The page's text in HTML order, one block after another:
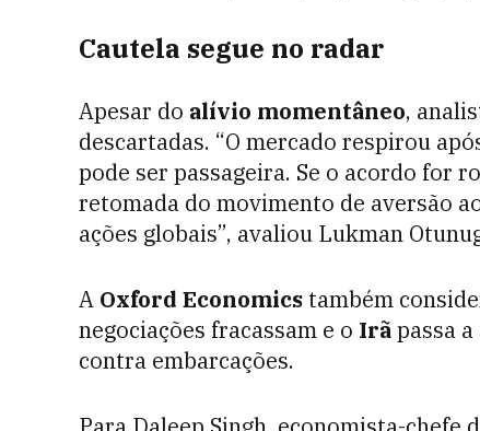
Cautela segue no radar
Apesar do alívio momentâneo,
descartadas. “O mercado respirou
pode ser passageira. Se o acordo for
retomada do movimento de aversão
ações globais”, avaliou Lukman
A Oxford Economics também
negociações fracassam e o Irãpassa
contra embarcações.